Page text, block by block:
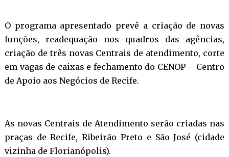
O programa apresentado prevê a criação de novas
funções, readequação nos quadros das agências,
criação de três novas Centrais de atendimento, corte
em vagas de caixas e fechamento do CENOP – Centro
de Apoio aos Negócios de Recife.
As novas Centrais de Atendimento serão criadas nas
praças de Recife, Ribeirão Preto e São José (cidade
vizinha de Florianópolis).